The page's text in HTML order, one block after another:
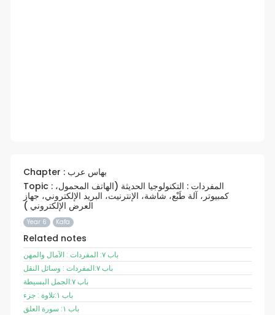
Chapter : بهاس عرب
Topic : المفردات : التكنولوجيا الحديثة (الهاتف المحمول،
كمبيوتر، آلة طَبْع، شاشة، الإنترنيت، البريد الإلكتروني، جهاز
العرض الإلكتروني )
Year 6 Kafa
Related notes
باب ٧: المفردات : الآمال والمهن
باب ٧:المفردات : وسائل النقل
باب ٧:الجمل البسيطة
باب ١:تلاوة : جزء
باب ١: سورة العلق